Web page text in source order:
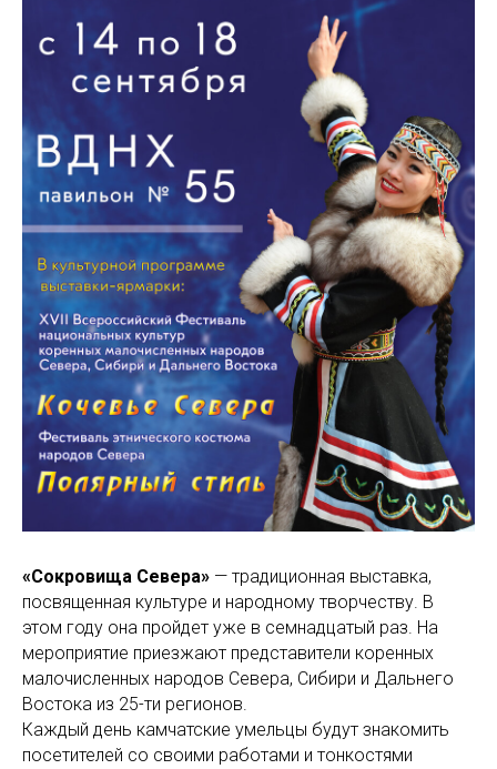
«Сокровища Севера» — традиционная выставка,
посвященная культуре и народному творчеству. В
этом году она пройдет уже в семнадцатый раз. На
мероприятие приезжают представители коренных
малочисленных народов Севера, Сибири и Дальнего
Востока из 25-ти регионов.
Каждый день камчатские умельцы будут знакомить
посетителей со своими работами и тонкостями